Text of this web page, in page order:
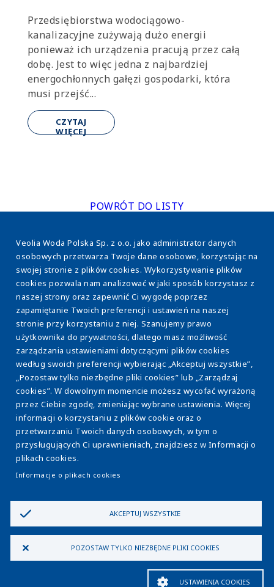
Przedsiębiorstwa wodociągowo-
kanalizacyjne zużywają dużo energii
ponieważ ich urządzenia pracują przez całą
dobę. Jest to więc jedna z najbardziej
energochłonnych gałęzi gospodarki, która
musi przejść...
CZYTAJ
WIĘCEJ
POWRÓT DO LISTY
Stopka
O nas
Efektywność energetyczna
Osady ściekowe
Eksploatacja WOD-KAN
Model ESCO
Strefa wiedzy
Kontakt
Policy
menu
Polityka prywatności
Informacja o plikach cookies Bezpieczeństwo
Cyberbezpieczeństwo Dołącz do nas
Etyka i Compliance Ustawienia Cookies
www.veolia.pl
Veolia Woda Polska Sp. z o.o. jako administrator danych
osobowych przetwarza Twoje dane osobowe, korzystając na
swojej stronie z plików cookies. Wykorzystywanie plików
cookies pozwala nam analizować w jaki sposób korzystasz z
naszej strony oraz zapewnić Ci wygodę poprzez
zapamiętanie Twoich preferencji i ustawień na naszej
stronie przy korzystaniu z niej. Szanujemy prawo
użytkownika do prywatności, dlatego masz możliwość
zarządzania ustawieniami dotyczącymi plików cookies
według swoich preferencji wybierając „Akceptuj wszystkie”,
„Pozostaw tylko niezbędne pliki cookies” lub „Zarządzaj
cookies”. W dowolnym momencie możesz wycofać wyrażoną
przez Ciebie zgodę, zmieniając wybrane ustawienia. Więcej
informacji o korzystaniu z plików cookie oraz o
przetwarzaniu Twoich danych osobowych, w tym o
przysługujących Ci uprawnieniach, znajdziesz w Informacji o
plikach cookies.
Informacje o plikach cookies
USTAWIENIA COOKIES
POZOSTAW TYLKO NIEZBĘDNE PLIKI COOKIES
AKCEPTUJ WSZYSTKIE